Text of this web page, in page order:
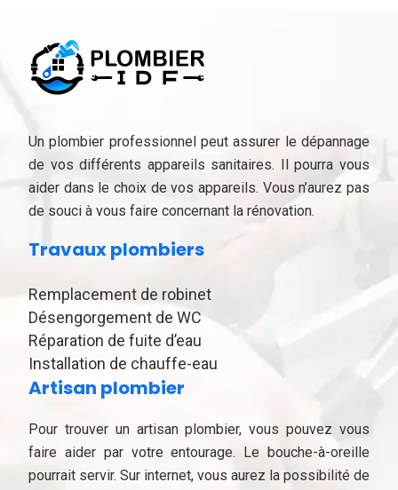
Un plombier professionnel peut assurer le dépannage
de vos différents appareils sanitaires. Il pourra vous
aider dans le choix de vos appareils. Vous n’aurez pas
de souci à vous faire concernant la rénovation.
Travaux plombiers
Remplacement de robinet
Désengorgement de WC
Réparation de fuite d’eau
Installation de chauffe-eau
Artisan plombier
Pour trouver un artisan plombier, vous pouvez vous
faire aider par votre entourage. Le bouche-à-oreille
pourrait servir. Sur internet, vous aurez la possibilité de